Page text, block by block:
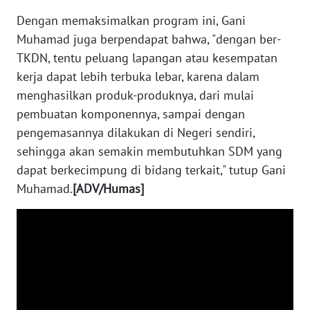
Dengan memaksimalkan program ini, Gani
Muhamad juga berpendapat bahwa, "dengan ber-
TKDN, tentu peluang lapangan atau kesempatan
kerja dapat lebih terbuka lebar, karena dalam
menghasilkan produk-produknya, dari mulai
pembuatan komponennya, sampai dengan
pengemasannya dilakukan di Negeri sendiri,
sehingga akan semakin membutuhkan SDM yang
dapat berkecimpung di bidang terkait," tutup Gani
Muhamad.[ADV/Humas]
KALTARA
WN
KALSEL
WN
KALTIM
WN